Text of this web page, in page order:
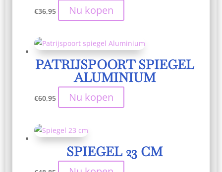
€36,95 Nu kopen
PATRIJSPOORT SPIEGEL
ALUMINIUM
€60,95 Nu kopen
SPIEGEL 23 CM